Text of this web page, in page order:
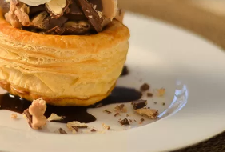
REPRESENTANTES
EMPRESA AGENDA DE CURSOS